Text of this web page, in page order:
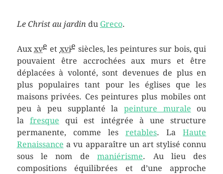
Le Christ au jardin du Greco.
Auxxve et xvie siècles, les peintures sur bois, qui
pouvaient être accrochées aux murs et être
déplacées à volonté, sont devenues de plus en
plus populaires tant pour les églises que les
maisons privées. Ces peintures plus mobiles ont
peu à peu supplanté lapeinture murale ou
la fresque qui est intégrée à une structure
permanente, comme lesretables. LaHaute
Renaissance a vu apparaître un art stylisé connu
sous le nom demaniérisme. Au lieu des
compositions équilibrées et d’une approche